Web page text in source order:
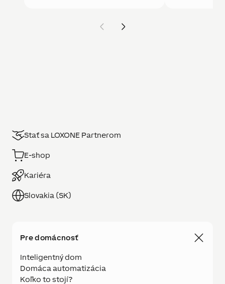
Stať sa LOXONE Partnerom
E-shop
Kariéra
Slovakia (SK)
Pre domácnosť
Inteligentný dom
Domáca automatizácia
Koľko to stojí?